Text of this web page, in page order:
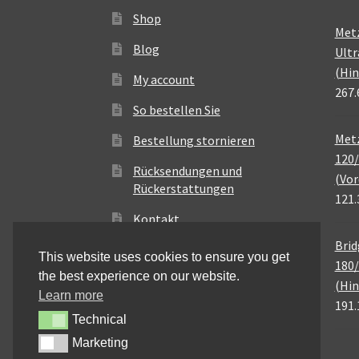
Shop
Blog
My account
So bestellen Sie
Bestellung stornieren
Rücksendungen und
Rückerstattungen
Kontakt
This website uses cookies to ensure you get
the best experience on our website.
Learn more
TechnicalTechnical
MarketingMarketing